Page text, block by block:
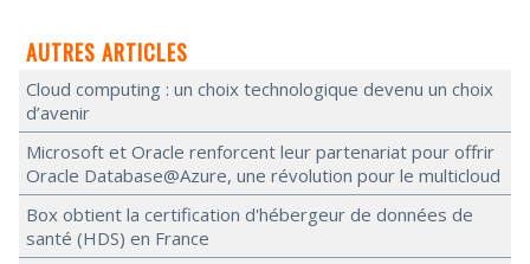
AUTRES ARTICLES
Cloud computing : un choix technologique devenu un choix
d’avenir
Microsoft et Oracle renforcent leur partenariat pour offrir
Oracle Database@Azure, une révolution pour le multicloud
Box obtient la certification d'hébergeur de données de
santé (HDS) en France